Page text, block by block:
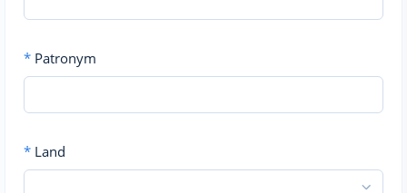
* Patronym
* Land